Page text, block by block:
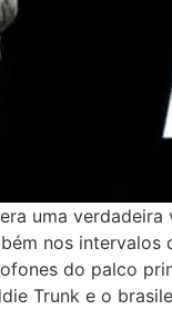
uma
nos
do palco
Trunk e o